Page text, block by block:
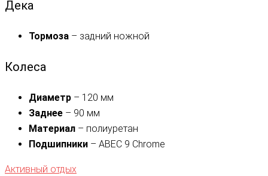
Дека
Тормоза – задний ножной
Колеса
Диаметр – 120 мм
Заднее – 90 мм
Материал – полиуретан
Подшипники – ABEC 9 Chrome
Активный отдых